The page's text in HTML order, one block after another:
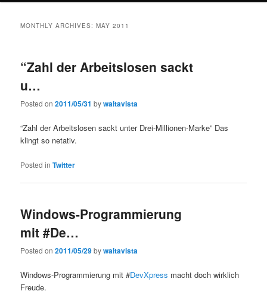
MONTHLY ARCHIVES:MAY 2011
“Zahl der Arbeitslosen sackt
u…
Posted on2011/05/31 bywaltavista
“Zahl der Arbeitslosen sackt unter Drei-Millionen-Marke” Das
klingt so netativ.
Posted in Twitter
Windows-Programmierung
mit #De…
Posted on2011/05/29bywaltavista
Windows-Programmierung mit #DevXpress macht doch wirklich
Freude.